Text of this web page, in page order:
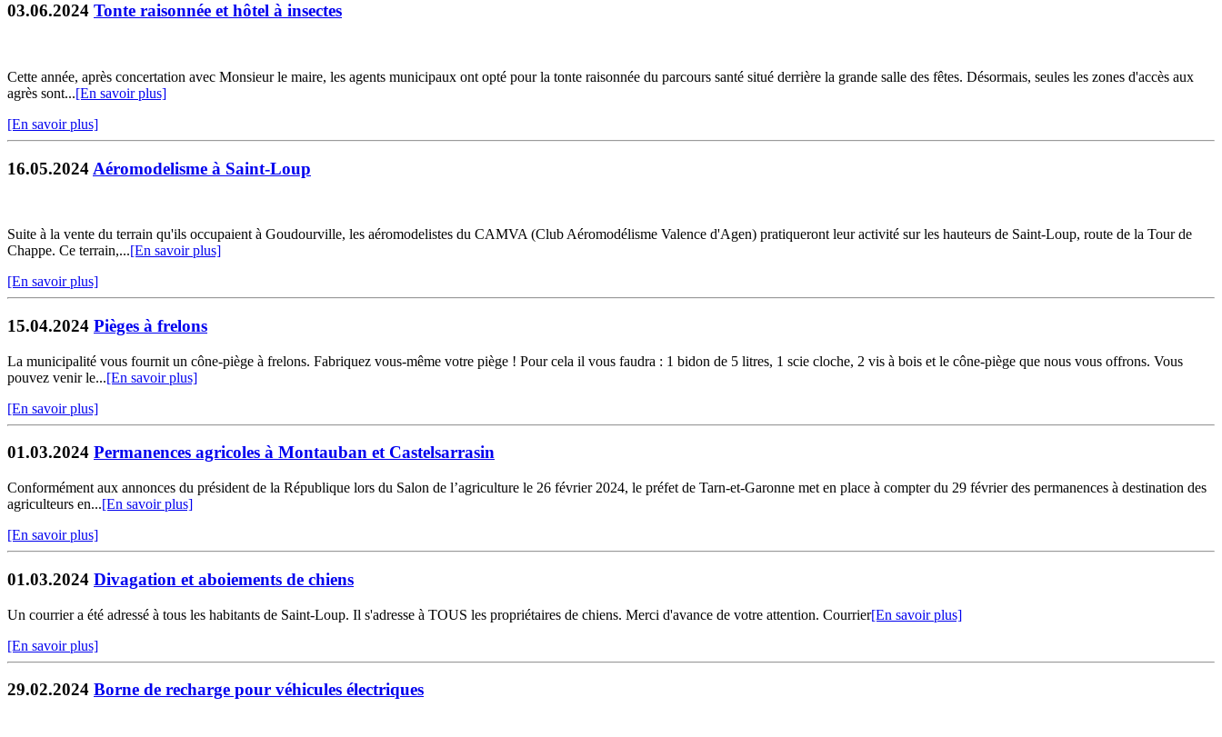
03.06.2024 Tonte raisonnée et hôtel à insectes
Cette année, après concertation avec Monsieur le maire, les agents municipaux ont opté pour la tonte raisonnée du parcours santé situé derrière la grande salle des fêtes. Désormais, seules les zones d'accès aux
agrès sont...[En savoir plus]
[En savoir plus]
16.05.2024 Aéromodelisme à Saint-Loup
Suite à la vente du terrain qu'ils occupaient à Goudourville, les aéromodelistes du CAMVA (Club Aéromodélisme Valence d'Agen) pratiqueront leur activité sur les hauteurs de Saint-Loup, route de la Tour de
Chappe. Ce terrain,...[En savoir plus]
[En savoir plus]
15.04.2024 Pièges à frelons
La municipalité vous fournit un cône-piège à frelons. Fabriquez vous-même votre piège ! Pour cela il vous faudra : 1 bidon de 5 litres, 1 scie cloche, 2 vis à bois et le cône-piège que nous vous offrons. Vous
pouvez venir le...[En savoir plus]
[En savoir plus]
01.03.2024 Permanences agricoles à Montauban et Castelsarrasin
Conformément aux annonces du président de la République lors du Salon de l’agriculture le 26 février 2024, le préfet de Tarn-et-Garonne met en place à compter du 29 février des permanences à destination des
agriculteurs en...[En savoir plus]
[En savoir plus]
01.03.2024 Divagation et aboiements de chiens
Un courrier a été adressé à tous les habitants de Saint-Loup. Il s'adresse à TOUS les propriétaires de chiens. Merci d'avance de votre attention. Courrier[En savoir plus]
[En savoir plus]
29.02.2024 Borne de recharge pour véhicules électriques